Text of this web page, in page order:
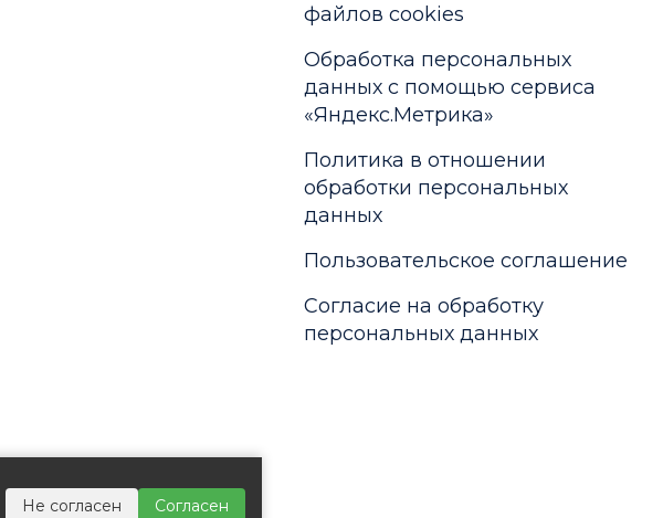
файлов cookies
Обработка персональных
данных с помощью сервиса
«Яндекс.Метрика»
Политика в отношении
обработки персональных
данных
Пользовательское соглашение
Согласие на обработку
персональных данных
Не согласен Согласен